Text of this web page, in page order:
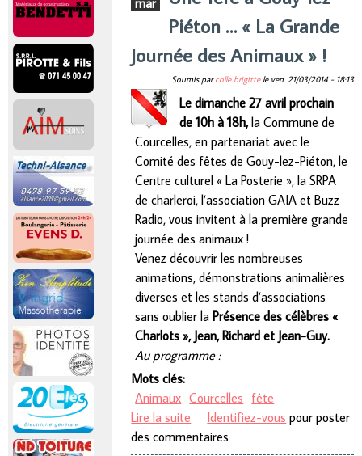
mar
Piéton … « La Grande
Journée des Animaux » !
Soumis parcolle brigittele ven, 21/03/2014 - 18:13
Le dimanche 27 avril prochain
de 10h à 18h,la Commune de
Courcelles, en partenariat avec le
Comité des fêtes de Gouy-lez-Piéton, le
Centre culturel « La Posterie », la SRPA
de charleroi, l’association GAIA et Buzz
Radio, vous invitent à la première grande
journée des animaux !
Venez découvrir les nombreuses
animations, démonstrations animalières
diverses et les stands d’associations
sans oublier laPrésence des célèbres «
Charlots », Jean, Richard et Jean-Guy.
Au programme :
Mots clés:
Animaux Courcelles fête
Lire la suite de Une 1ère à Gouy-lez-Piéton
… « La Grande Journée des
Identifiez-vous pour poster
des commentaires
n
p